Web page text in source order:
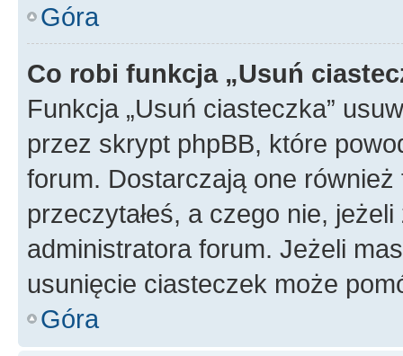
Góra
Co robi funkcja „Usuń
Funkcja „Usuń ciasteczka”
przez skrypt phpBB, które
forum. Dostarczają one
przeczytałeś, a czego nie,
administratora forum. Jeżeli
usunięcie ciasteczek może
Góra